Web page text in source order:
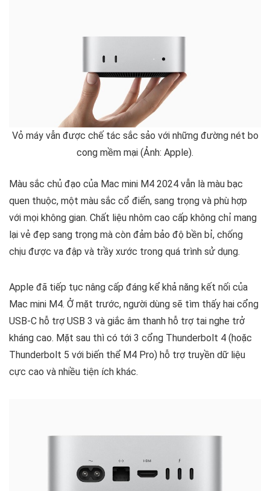
Vỏ máy vẫn được chế tác sắc sảo với những đường nét bo
cong mềm mại (Ảnh: Apple).
Màu sắc chủ đạo của Mac mini M4 2024 vẫn là màu bạc
quen thuộc, một màu sắc cổ điển, sang trọng và phù hợp
với mọi không gian. Chất liệu nhôm cao cấp không chỉ mang
lại vẻ đẹp sang trọng mà còn đảm bảo độ bền bỉ, chống
chịu được va đập và trầy xước trong quá trình sử dụng.
Apple đã tiếp tục nâng cấp đáng kể khả năng kết nối của
Mac mini M4. Ở mặt trước, người dùng sẽ tìm thấy hai cổng
USB-C hỗ trợ USB 3 và giắc âm thanh hỗ trợ tai nghe trở
kháng cao. Mặt sau thì có tới 3 cổng Thunderbolt 4 (hoặc
Thunderbolt 5 với biến thể M4 Pro) hỗ trợ truyền dữ liệu
cực cao và nhiều tiện ích khác.